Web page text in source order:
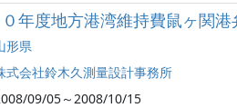
年度地方港湾維持費鼠ヶ関
形県
式会社鈴木久測量設計事務所
09/05～2008/10/15